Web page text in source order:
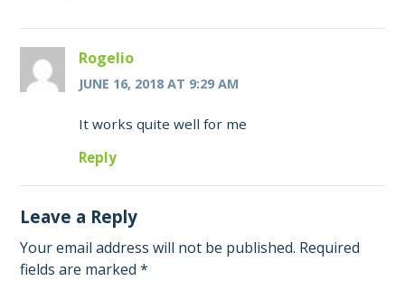
Rogelio
JUNE 16, 2018 AT 9:29 AM
It works quite well for me
Reply
Leave a Reply
Your email address will not be published. Required
fields are marked*